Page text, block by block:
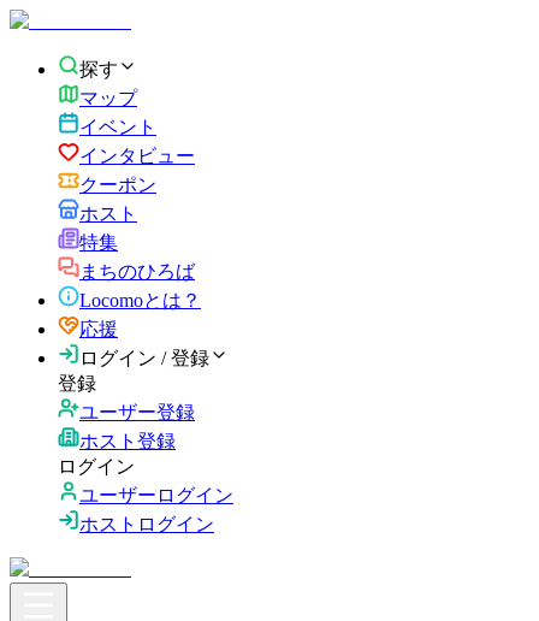
探す
マップ
イベント
インタビュー
クーポン
ホスト
特集
まちのひろば
Locomoとは？
応援
ログイン / 登録
登録
ユーザー登録
ホスト登録
ログイン
ユーザーログイン
ホストログイン